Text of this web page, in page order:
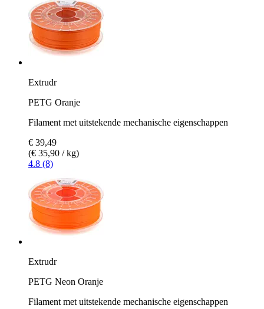
Extrudr
PETG Oranje
Filament met uitstekende mechanische eigenschappen
€ 39,49
(€ 35,90 / kg)
4.8 (8)
Extrudr
PETG Neon Oranje
Filament met uitstekende mechanische eigenschappen